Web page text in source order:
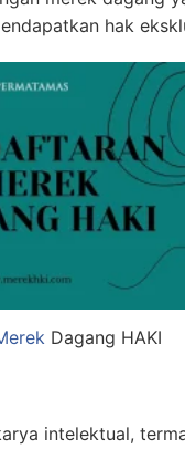
hak
Dagang HAKI
intelektual,